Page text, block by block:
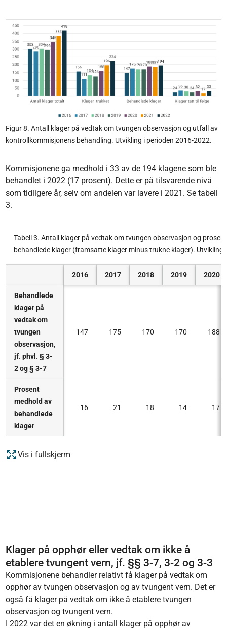
Figur 8. Antall klager på vedtak om tvungen observasjon og utfall av
kontrollkommisjonens behandling. Utvikling i perioden 2016-2022.
Kommisjonene ga medhold i 33 av de 194 klagene som ble
behandlet i 2022 (17 prosent). Dette er på tilsvarende nivå
som tidligere år, selv om andelen var lavere i 2021. Se tabell
3.
Tabell 3. Antall klager på vedtak om tvungen observasjon og
behandlede klager (framsatte klager minus trukne klager). Utvikling
2016 2017 2018 2019 2020
Behandlede
klager på
vedtak om
tvungen
observasjon,
jf. phvl. § 3-
2 og § 3-7
147 175 170 170 188
Prosent
medhold av
behandlede
klager
16 21 18 14 17
Vis i fullskjerm
Klager på opphør eller vedtak om ikke å
etablere tvungent vern, jf. §§ 3-7, 3-2 og 3-3
Kommisjonene behandler relativt få klager på vedtak om
opphør av tvungen observasjon og av tvungent vern. Det er
også få klager på vedtak om ikke å etablere tvungen
observasjon og tvungent vern.
I 2022 var det en økning i antall klager på opphør av